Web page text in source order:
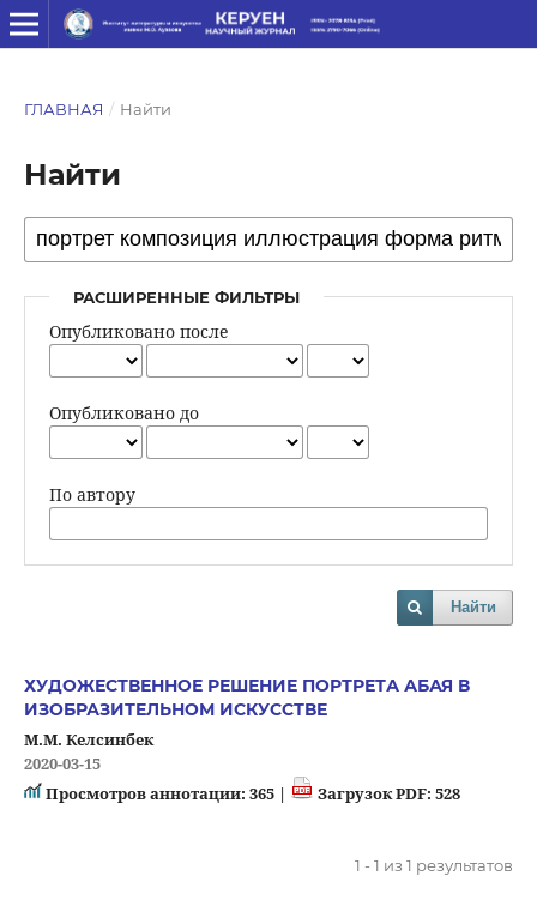
ГЛАВНАЯ / Найти
Найти
РАСШИРЕННЫЕ ФИЛЬТРЫ
Опубликовано после
Опубликовано до
По автору
Найти
ХУДОЖЕСТВЕННОЕ РЕШЕНИЕ ПОРТРЕТА АБАЯ В
ИЗОБРАЗИТЕЛЬНОМ ИСКУССТВЕ
М.М. Келсинбек
2020-03-15
Просмотров аннотации: 365 |
Загрузок PDF: 528
1 - 1 из 1 результатов